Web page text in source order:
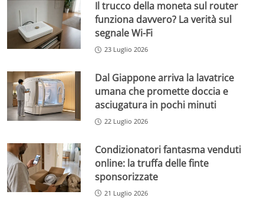
Il trucco della moneta sul router
funziona davvero? La verità sul
segnale Wi-Fi
23 Luglio 2026
Dal Giappone arriva la lavatrice
umana che promette doccia e
asciugatura in pochi minuti
22 Luglio 2026
Condizionatori fantasma venduti
online: la truffa delle finte
sponsorizzate
21 Luglio 2026